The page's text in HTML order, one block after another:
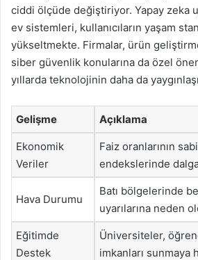
ciddi ölçüde değiştiriyor. Yapay zeka
ev sistemleri, kullanıcıların yaşam
yükseltmekte. Firmalar, ürün
siber güvenlik konularına da özel
yıllarda teknolojinin daha da
Gelişme Açıklama
Ekonomik
Veriler
Faiz oranlarının
endekslerinde
Hava Durumu
Batı bölgelerinde
uyarılarına neden
Eğitimde
Destek
Üniversiteler,
imkanları sunmaya